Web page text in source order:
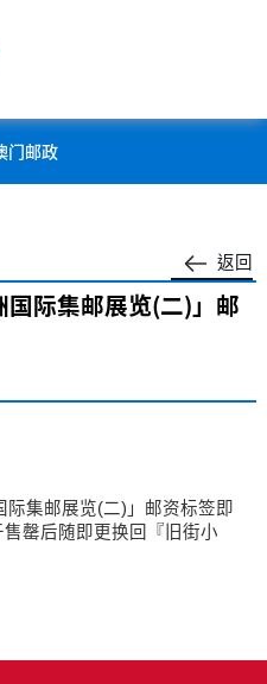
门邮政
返回
国际集邮展览(二)」邮
际集邮展览(二)」邮资标签即
罄后随即更换回『旧街小